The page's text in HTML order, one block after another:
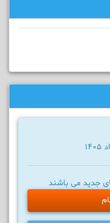
جدید می باشند